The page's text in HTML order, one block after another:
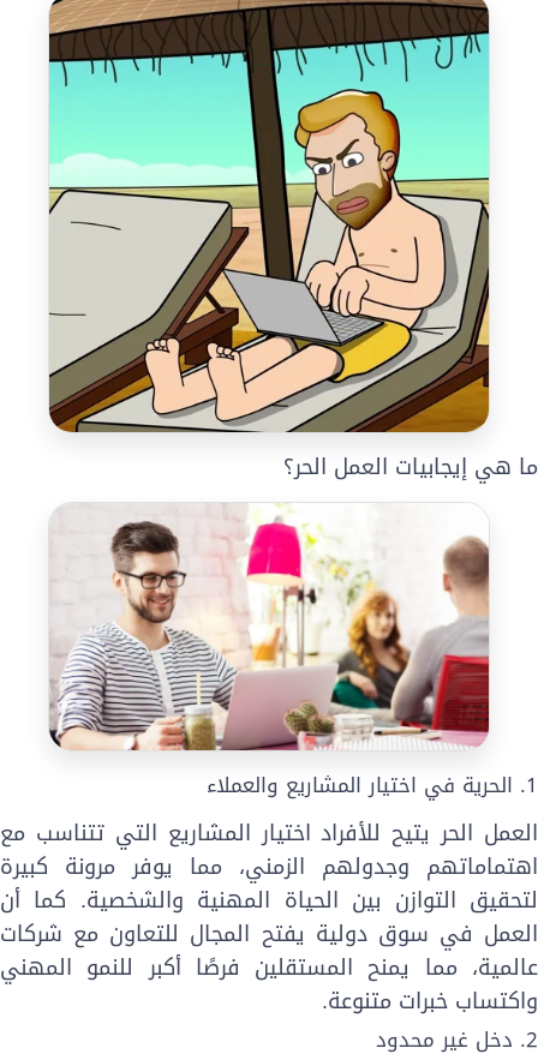
ما هي إيجابيات العمل الحر؟
1. الحرية في اختيار المشاريع والعملاء
العمل الحر يتيح للأفراد اختيار المشاريع التي تتناسب مع
اهتماماتهم وجدولهم الزمني، مما يوفر مرونة كبيرة
لتحقيق التوازن بين الحياة المهنية والشخصية. كما أن
العمل في سوق دولية يفتح المجال للتعاون مع شركات
عالمية، مما يمنح المستقلين فرصًا أكبر للنمو المهني
واكتساب خبرات متنوعة.
2. دخل غير محدود